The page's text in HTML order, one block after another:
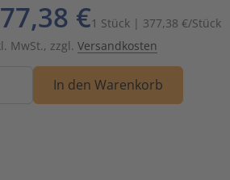
€1 Stück | 377,38 €/Stück
MwSt., zzgl. Versandkosten
In den Warenkorb
Schalt- und Steuerungstechnik
Schaltermaterial